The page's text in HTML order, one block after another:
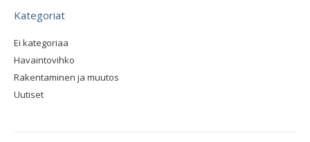
Kategoriat
Ei kategoriaa
Havaintovihko
Rakentaminen ja muutos
Uutiset